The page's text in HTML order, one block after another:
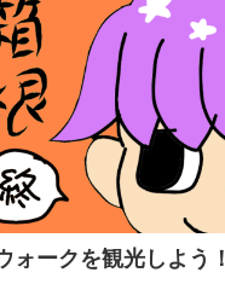
ォークを観光しよう！